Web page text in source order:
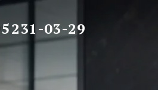
231-03-29